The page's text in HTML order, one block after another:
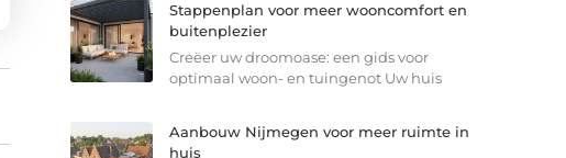
Stappenplan voor meer wooncomfort en
buitenplezier
Creëer uw droomoase: een gids voor
optimaal woon- en tuingenot Uw huis
Aanbouw Nijmegen voor meer ruimte in
huis